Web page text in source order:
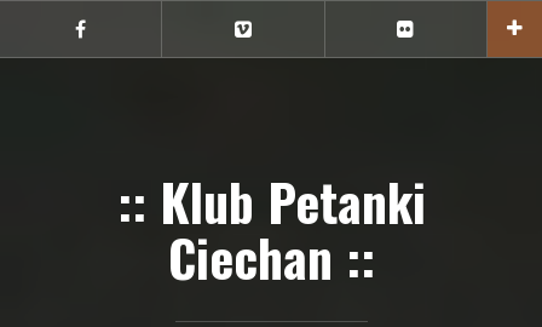
treści
Ciechan
na
na
na
:: Klub Petanki
Ciechan ::